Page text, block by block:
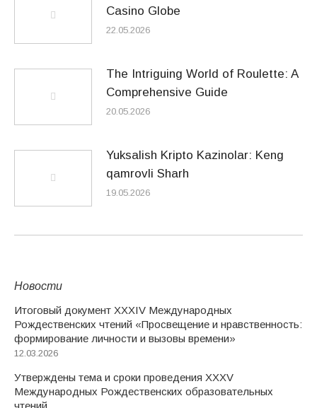
Casino Globe
22.05.2026
The Intriguing World of Roulette: A
Comprehensive Guide
20.05.2026
Yuksalish Kripto Kazinolar: Keng
qamrovli Sharh
19.05.2026
Новости
Итоговый документ XXХIV Международных
Рождественских чтений «Просвещение и нравственность:
формирование личности и вызовы времени»
12.03.2026
Утверждены тема и сроки проведения XXXV
Международных Рождественских образовательных
чтений